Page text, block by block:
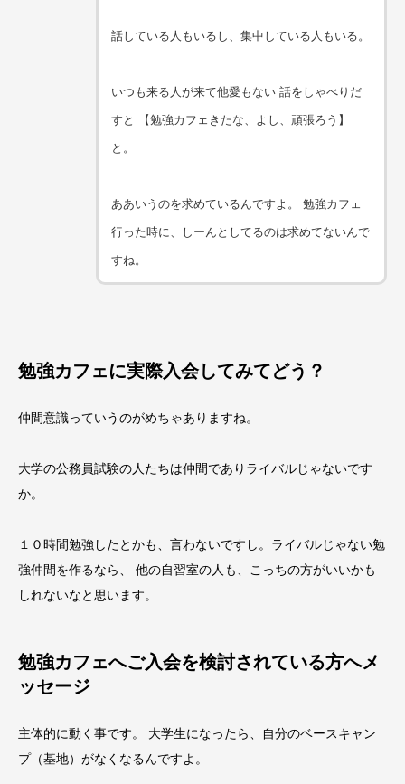
話している人もいるし、集中している人もいる。
いつも来る人が来て他愛もない 話をしゃべりだ
すと 【勉強カフェきたな、よし、頑張ろう】
と。
ああいうのを求めているんですよ。 勉強カフェ
行った時に、しーんとしてるのは求めてないんで
すね。
勉強カフェに実際入会してみてどう？
仲間意識っていうのがめちゃありますね。
大学の公務員試験の人たちは仲間でありライバルじゃないです
か。
１０時間勉強したとかも、言わないですし。ライバルじゃない勉
強仲間を作るなら、 他の自習室の人も、こっちの方がいいかも
しれないなと思います。
勉強カフェへご入会を検討されている方へメ
ッセージ
主体的に動く事です。 大学生になったら、自分のベースキャン
プ（基地）がなくなるんですよ。